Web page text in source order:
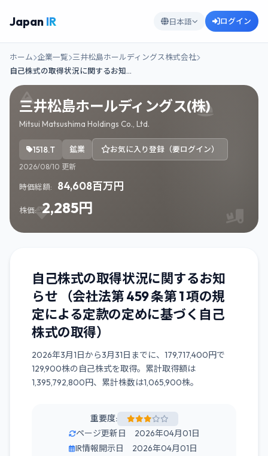
Japan IR 日本語 ログイン
ホーム 企業一覧 三井松島ホールディングス株式会社
自己株式の取得状況に関するお知…
三井松島ホールディングス(株)
Mitsui Matsushima Holdings Co., Ltd.
1518.T 鉱業 お気に入り登録（要ログイン）
2026/08/10 更新
時価総額: 84,608百万円
株価: 2,285円
自己株式の取得状況に関するお知
らせ （会社法第 459 条第 1 項の規
定による定款の定めに基づく自己
株式の取得）
2026年3月1日から3月31日までに、179,717,400円で
129,900株の自己株式を取得。累計取得額は
1,395,792,800円、累計株数は1,065,900株。
重要度:
ページ更新日 2026年04月01日
IR情報開示日 2026年04月01日